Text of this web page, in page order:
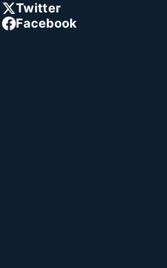
Twitter
Facebook